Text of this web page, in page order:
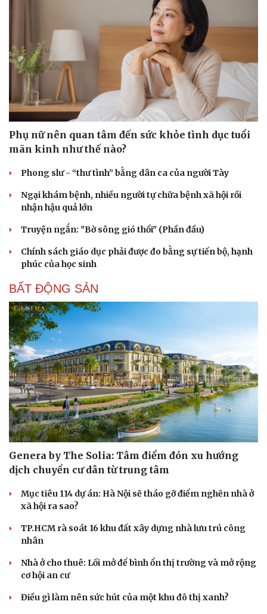
Cải chính
Phụ nữ nên quan tâm đến sức khỏe tình dục tuổi
mãn kinh như thế nào?
Phong slư - “thư tình” bằng dân ca của người Tày
Ngại khám bệnh, nhiều người tự chữa bệnh xã hội rồi
nhận hậu quả lớn
Truyện ngắn: "Bờ sông gió thổi" (Phần đầu)
Chính sách giáo dục phải được đo bằng sự tiến bộ, hạnh
phúc của học sinh
BẤT ĐỘNG SẢN
Genera by The Solia: Tâm điểm đón xu hướng
dịch chuyển cư dân từ trung tâm
Mục tiêu 114 dự án: Hà Nội sẽ tháo gỡ điểm nghẽn nhà ở
xã hội ra sao?
TP.HCM rà soát 16 khu đất xây dựng nhà lưu trú công
nhân
Nhà ở cho thuê: Lối mở để bình ổn thị trường và mở rộng
cơ hội an cư
Điều gì làm nên sức hút của một khu đô thị xanh?